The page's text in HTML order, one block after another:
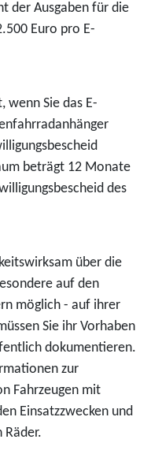
der Ausgaben für die
Euro pro E-
wenn Sie das E-
beträgt 12 Monate
des
über die
auf den
möglich - auf ihrer
Sie ihr Vorhaben
dokumentieren.
zur
Fahrzeugen mit
Einsatzzwecken und